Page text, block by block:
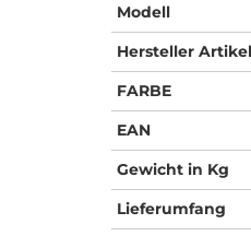
Modell
Hersteller
FARBE
EAN
Gewicht in Kg
Lieferumfang